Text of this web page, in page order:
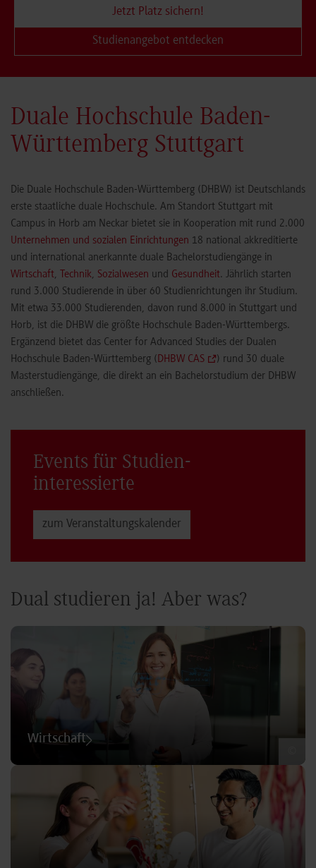
Jetzt Platz sichern!
Studienangebot entdecken
Duale Hochschule Baden-
Württemberg Stuttgart
Die Duale Hochschule Baden-Württemberg (DHBW) ist Deutschlands
erste staatliche duale Hochschule. Am Standort Stuttgart mit
Campus in Horb am Neckar bietet sie in Kooperation mit rund 2.000
Unternehmen und sozialen Einrichtungen 18 national akkreditierte
und international anerkannte duale Bachelorstudiengänge in
Wirtschaft, Technik, Sozialwesen und Gesundheit. Jährlich starten
rund 3.000 Studierende in über 60 Studienrichtungen ihr Studium.
Mit etwa 33.000 Studierenden, davon rund 8.000 in Stuttgart und
Horb, ist die DHBW die größte Hochschule Baden-Württembergs.
Ergänzend bietet das Center for Advanced Studies der Dualen
Hochschule Baden-Württemberg (DHBW CAS
) rund 30 duale
Masterstudiengänge, die direkt an ein Bachelorstudium der DHBW
anschließen.
Events für Studien­
interessierte
zum Veranstaltungs­kalender
Dual studieren ja! Aber was?
Wirtschaft